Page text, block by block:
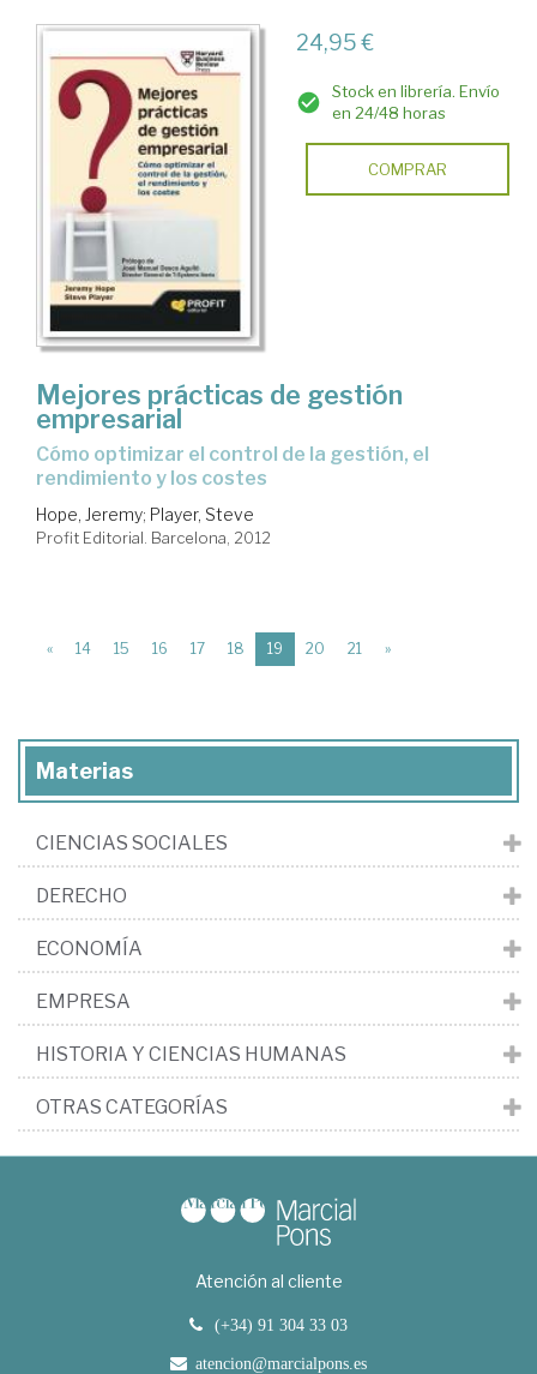
24,95 €
Stock en librería. Envío
en 24/48 horas
COMPRAR
Mejores prácticas de gestión
empresarial
cómo optimizar el control de la gestión, el
rendimiento y los costes
Hope, Jeremy; Player, Steve
Profit Editorial. Barcelona, 2012
« 14 15 16 17 18 19 (current)
20 21 »
Materias
CIENCIAS SOCIALES
DERECHO
ECONOMÍA
EMPRESA
HISTORIA Y CIENCIAS HUMANAS
OTRAS CATEGORÍAS
Atención al cliente
(+34) 91 304 33 03
atencion@marcialpons.es